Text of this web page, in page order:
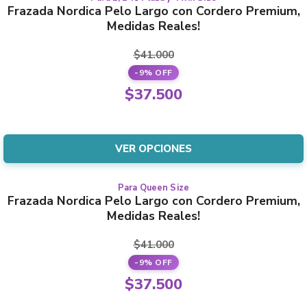
the
product
page
Frazada Nordica Pelo Largo con Cordero Premium,
Medidas Reales!
$41.000
-9% OFF
Original
$41.000.
$37.500
price
is:
$37.500.
VER OPCIONES
product
has
multiple
variants.
The
options
be
chosen
on
the
product
page
Para Queen Size
Frazada Nordica Pelo Largo con Cordero Premium,
Medidas Reales!
$41.000
-9% OFF
Original
$37.500
This
product
has
multiple
variants.
The
options